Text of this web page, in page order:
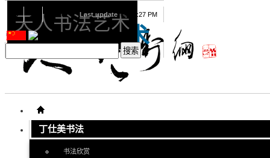
天人书法艺术
丁仕美书法
书法欣赏
08 10 2026 Last update 08:15:27 PM
天人书法艺术